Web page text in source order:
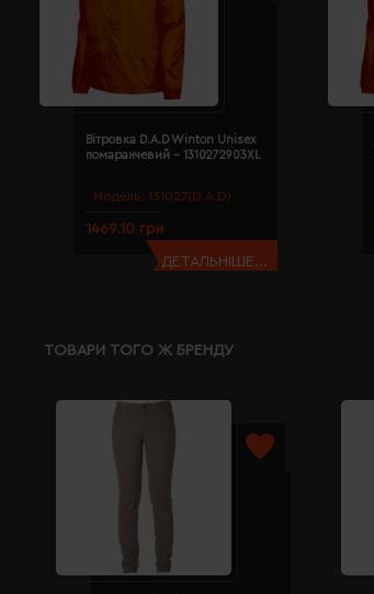
Модель: 131027(D.A.D)
Вітровка D.A.D Winton Unisex
помаранчевий - 1310272903XL
1469.10 грн
ДЕТАЛЬНІШЕ...
ТОВАРИ ТОГО Ж БРЕНДУ